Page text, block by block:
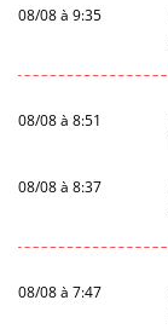
08/08 à 9:35
08/08 à 8:51
08/08 à 8:37
08/08 à 7:47